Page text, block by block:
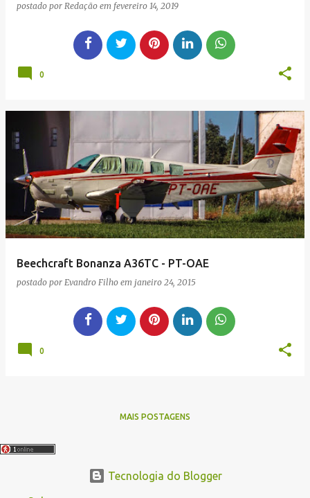
postado por Redação em fevereiro 14, 2019
0
Beechcraft Bonanza A36TC - PT-OAE
postado por Evandro Filho em janeiro 24, 2015
0
MAIS POSTAGENS
Tecnologia do Blogger